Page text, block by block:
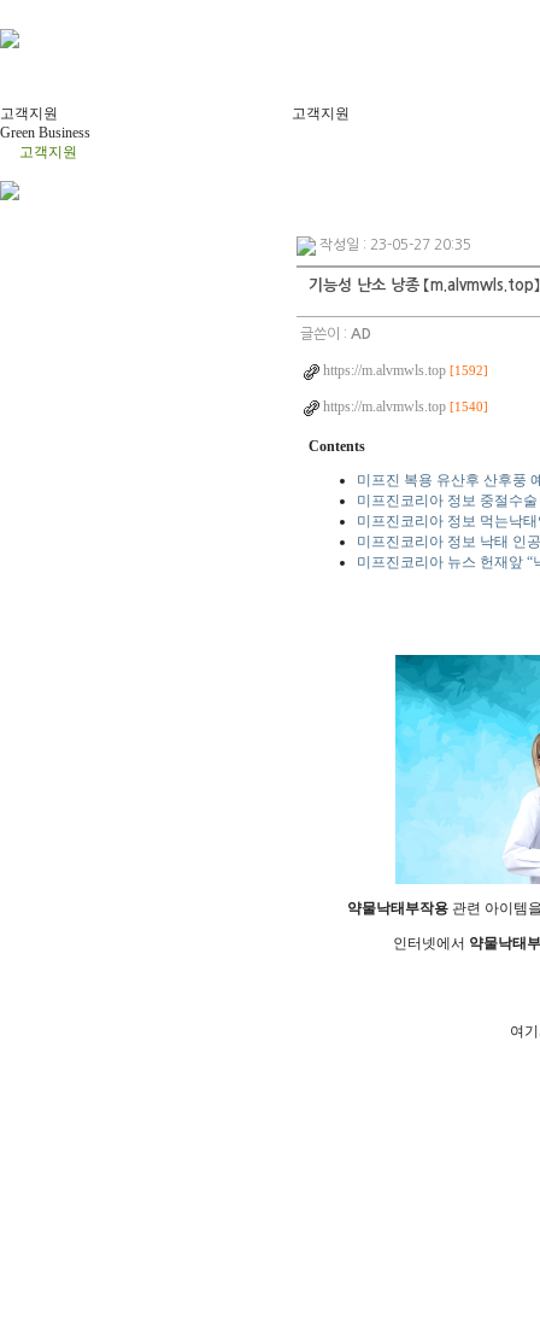
고객지원
Green Business
고객지원
고객지원
작성일 : 23-05-27 20:35
기능성 난소 낭종 【m.alvmwls.top
글쓴이 : AD
https://m.alvmwls.top [1592]
https://m.alvmwls.top [1540]
Contents
미프진 복용 유산후 산후풍
미프진코리아 정보 중절수
미프진코리아 정보 먹는낙
미프진코리아 정보 낙태 인
미프진코리아 뉴스 헌재앞
약물낙태부작용 관련 아이템
인터넷에서 약물낙태
여